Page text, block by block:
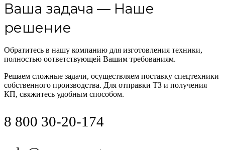
Ваша задача — Наше
решение
Обратитесь в нашу компанию для изготовления техники,
полностью оответствующей Вашим требованиям.
Решаем сложные задачи, осуществляем поставку спецтехники
собственного производства. Для отправки ТЗ и получения
КП, свяжитесь удобным способом.
8 800 30-20-174